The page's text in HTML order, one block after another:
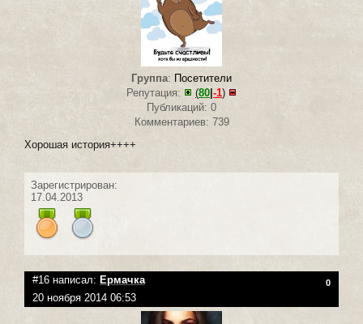
Группа: Посетители
Репутация:
(80 -1)
Публикаций: 0
Комментариев: 739
Хорошая история++++
Зарегистрирован:
17.04.2013
#16 написал: Ермачка 0
20 ноября 2014 06:53